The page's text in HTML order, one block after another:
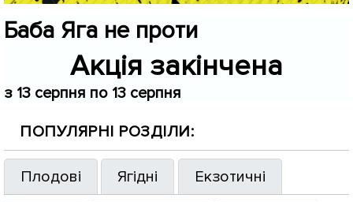
Баба Яга не проти
Акція закінчена
з 13 серпня по 13 серпня
ПОПУЛЯРНІ РОЗДІЛИ:
Плодові Ягідні Екзотичні